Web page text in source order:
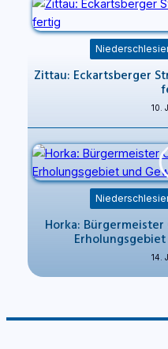
Zittau: Eckartsberger
10.
Horka:
14.